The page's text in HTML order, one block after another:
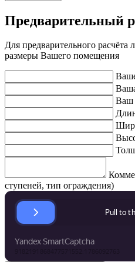
Предварительный
Для предварительного
размеры Вашего помещения
Ваш
ступеней, тип ограждения)